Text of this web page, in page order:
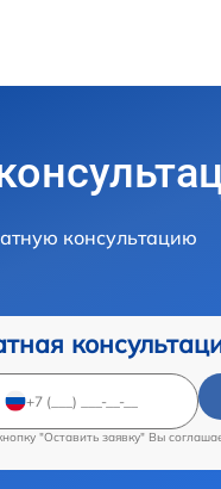
консультацию
"Оставить заявку" Вы